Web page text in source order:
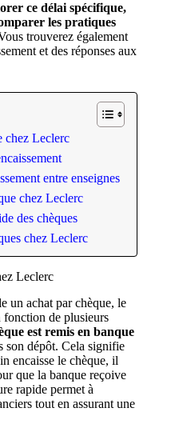
ce délai spécifique,
les pratiques
trouverez également
et des réponses aux
chez Leclerc
entre enseignes
chez Leclerc
des chèques
chez Leclerc
Leclerc
un achat par chèque, le
fonction de plusieurs
est remis en banque
son dépôt. Cela signifie
encaisse le chèque, il
que la banque reçoive
rapide permet à
tout en assurant une